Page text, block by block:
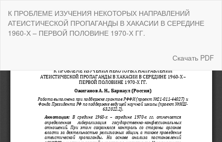
Подробностям
К ПРОБЛЕМЕ ИЗУЧЕНИЯ НЕКОТОРЫХ НАПРАВЛЕНИЙ
АТЕИСТИЧЕСКОЙ ПРОПАГАНДЫ В ХАКАСИИ В СЕРЕДИНЕ
1960-Х – ПЕРВОЙ ПОЛОВИНЕ 1970-Х ГГ.
Скачать
Скачать PDF